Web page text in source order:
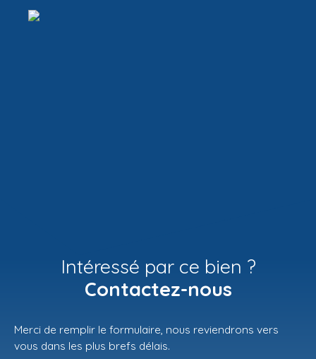
Intéressé par ce bien ?
Contactez-nous
Merci de remplir le formulaire, nous reviendrons vers
vous dans les plus brefs délais.